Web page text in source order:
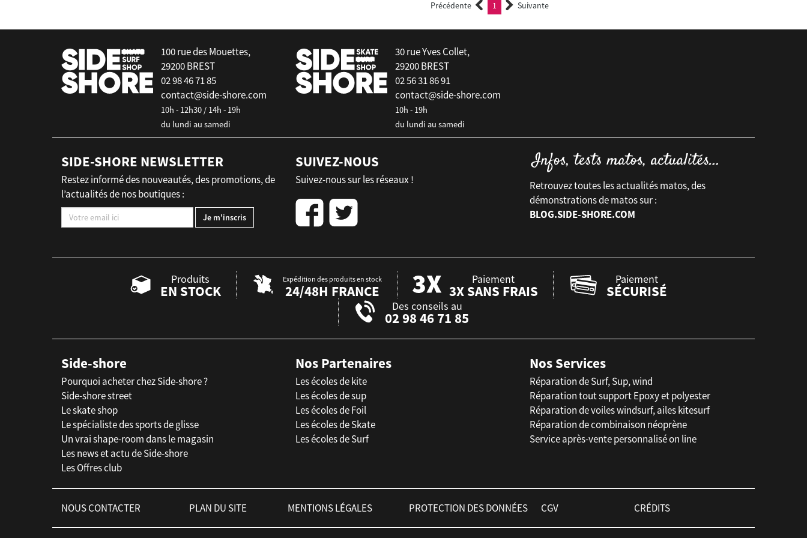
Précédente 1 (current)Suivante
100 rue des Mouettes,
29200 BREST
02 98 46 71 85
contact@side-shore.com
10h - 12h30 / 14h - 19h
du lundi au samedi
30 rue Yves Collet,
29200 BREST
02 56 31 86 91
contact@side-shore.com
10h - 19h
du lundi au samedi
SIDE-SHORE NEWSLETTER
Restez informé des nouveautés, des promotions, de
l’actualités de nos boutiques :
SUIVEZ-NOUS
Suivez-nous sur les réseaux !
Retrouvez toutes les actualités matos, des
démonstrations de matos sur :
BLOG.SIDE-SHORE.COM
Produits
EN STOCK
Expédition des produits en stock
24/48H FRANCE
Paiement
3X SANS FRAIS
Paiement
SÉCURISÉ
Des conseils au
02 98 46 71 85
Side-shore
Pourquoi acheter chez Side-shore ?
Side-shore street
Le skate shop
Le spécialiste des sports de glisse
Un vrai shape-room dans le magasin
Les news et actu de Side-shore
Les Offres club
Nos Partenaires
Les écoles de kite
Les écoles de sup
Les écoles de Foil
Les écoles de Skate
Les écoles de Surf
Nos Services
Réparation de Surf, Sup, wind
Réparation tout support Epoxy et polyester
Réparation de voiles windsurf, ailes kitesurf
Réparation de combinaison néoprène
Service après-vente personnalisé on line
NOUS CONTACTER PLAN DU SITE MENTIONS LÉGALES PROTECTION DES DONNÉES CGV CRÉDITS